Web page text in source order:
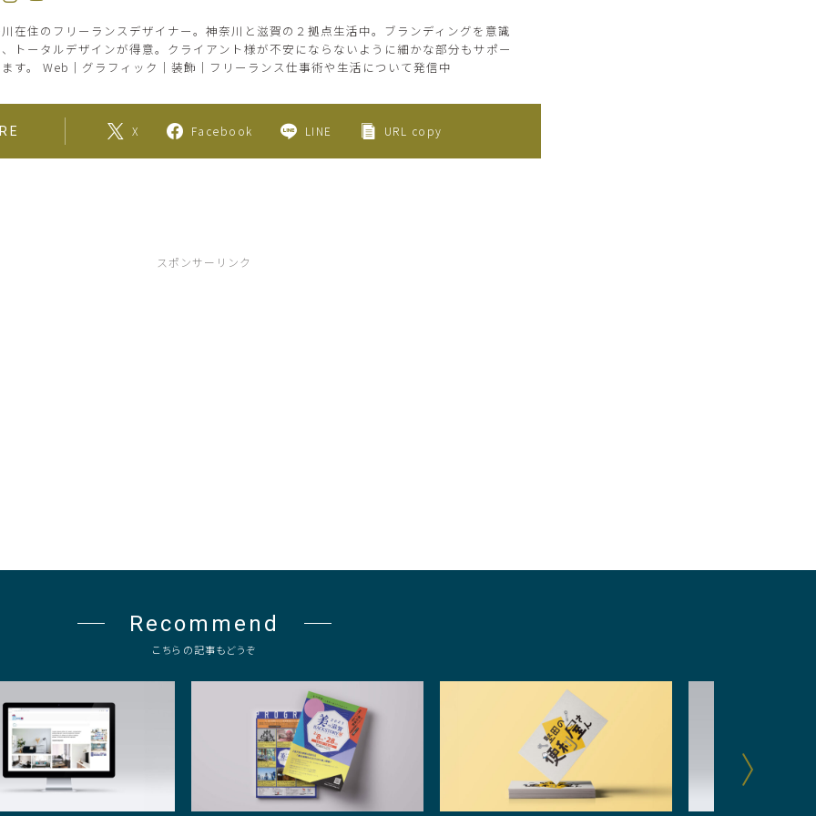
在住のフリーランスデザイナー。神奈川と滋賀の２拠点生活中。ブランディングを意識
、トータルデザインが得意。クライアント様が不安にならないように細かな部分もサポー
ます。 Web｜グラフィック｜装飾｜フリーランス仕事術や生活について発信中
X Facebook LINE URL copy
スポンサーリンク
Recommend
こちらの記事もどうぞ